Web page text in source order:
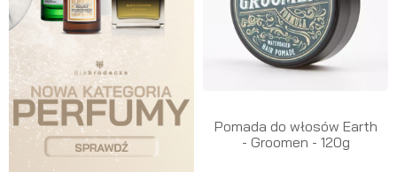
Pomada do włosów Earth
- Groomen - 120g